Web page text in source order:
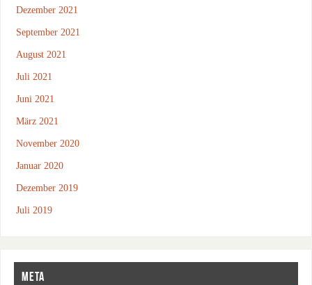
Dezember 2021
September 2021
August 2021
Juli 2021
Juni 2021
März 2021
November 2020
Januar 2020
Dezember 2019
Juli 2019
META